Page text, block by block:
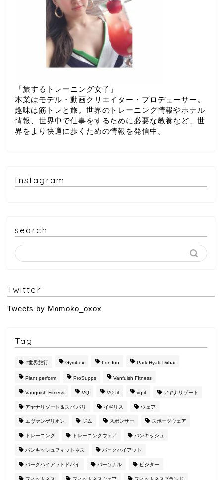
「旅するトレーニング女子」
本業はモデル・動画クリエイター・プロデューサー。
趣味は筋トレと旅。世界のトレーニング情報やホテル
情報、世界中で仕事をするために必要な教養など、世
界をより快適に歩くための情報を発信中。
Instagram
search
Twitter
Tweets by Momoko_oxox
Tag
#世界旅行 Gymbox London Park Hyatt Dubai
Plant perform ProSupps Vanfuish FItness
Vanquish Fitness VQ VQ fit vqfit アヤナリゾート
アヤナリゾート＆スパ バリ イギリス ウェア
エヴァンゲリオン ジム スポンサー スポーツウェア
トレーニング トレーニングウェア バンキッシュ
バンキッシュフィットネス パークハイアット
パークハイアットドバイ パーソナル ビジター
フィットネス フィットネスウェア フィットネスブランド